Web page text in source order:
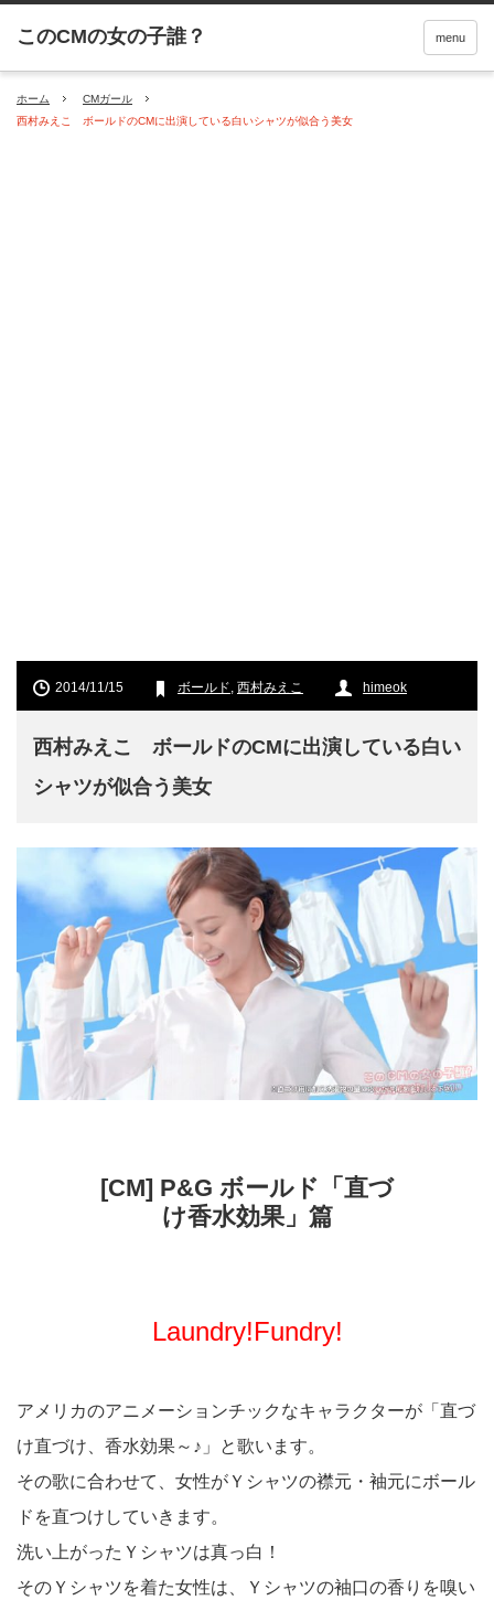
menu
ホーム
CMガール
西村みえこ ボールドのCMに出演している白いシャツが似合う美女
2014/11/15 ボールド, 西村みえこ himeok
西村みえこ ボールドのCMに出演している白い
シャツが似合う美女
[CM] P&G ボールド「直づ
け香水効果」篇
Laundry!Fundry!
アメリカのアニメーションチックなキャラクターが「直づ
け直づけ、香水効果～♪」と歌います。
その歌に合わせて、女性がＹシャツの襟元・袖元にボール
ドを直つけしていきます。
洗い上がったＹシャツは真っ白！
そのＹシャツを着た女性は、Ｙシャツの袖口の香りを嗅い